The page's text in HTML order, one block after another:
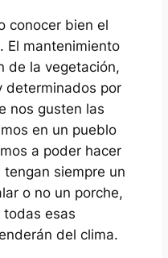
conocer bien el
El mantenimiento
de la vegetación,
determinados por
nos gusten las
en un pueblo
a poder hacer
siempre un
o no un porche,
esas
del clima.